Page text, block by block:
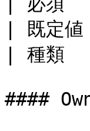
| 既
| 種類
####